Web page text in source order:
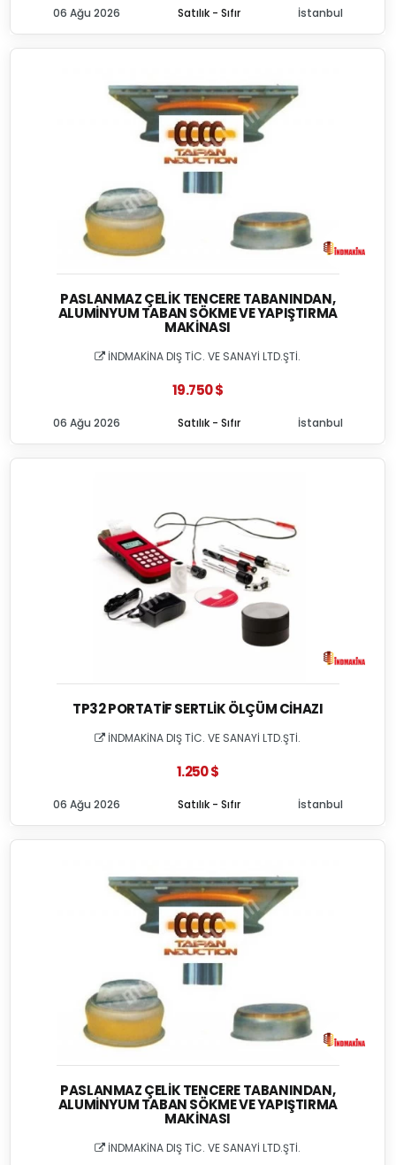
Satılık - Sıfır
06 Ağu 2026 İstanbul
PASLANMAZ ÇELIK TENCERE TABANINDAN,
ALUMINYUM TABAN SÖKME VE YAPIŞTIRMA
MAKINASI
İNDMAKİNA DIŞ TİC. VE SANAYİ LTD.ŞTİ.
19.750 $
Satılık - Sıfır
06 Ağu 2026 İstanbul
TP32 PORTATIF SERTLIK ÖLÇÜM CIHAZI
İNDMAKİNA DIŞ TİC. VE SANAYİ LTD.ŞTİ.
1.250 $
Satılık - Sıfır
06 Ağu 2026 İstanbul
PASLANMAZ ÇELIK TENCERE TABANINDAN,
ALUMINYUM TABAN SÖKME VE YAPIŞTIRMA
MAKINASI
İNDMAKİNA DIŞ TİC. VE SANAYİ LTD.ŞTİ.